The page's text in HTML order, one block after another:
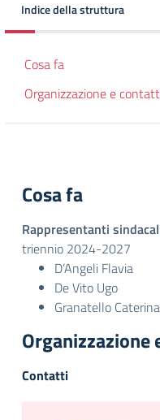
Indice della struttura
Cosa fa
Organizzazione e
Cosa fa
Rappresentanti
triennio 2024-2027
D’Angeli Flavia
De Vito Ugo
Granatello Caterina
Organizzazione
Contatti